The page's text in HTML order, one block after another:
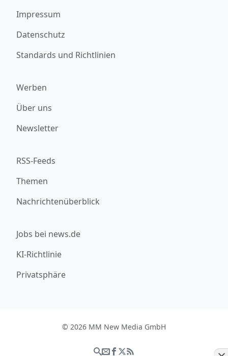
Impressum
Datenschutz
Standards und Richtlinien
Werben
Über uns
Newsletter
RSS-Feeds
Themen
Nachrichtenüberblick
Jobs bei news.de
KI-Richtlinie
Privatsphäre
© 2026 MM New Media GmbH